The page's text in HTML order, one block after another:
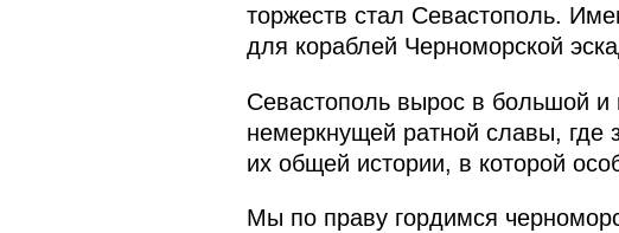
торжеств стал Севастополь.
для кораблей Черноморской
Севастополь вырос в большой и
немеркнущей ратной славы, где
их общей истории, в которой
Мы по праву гордимся